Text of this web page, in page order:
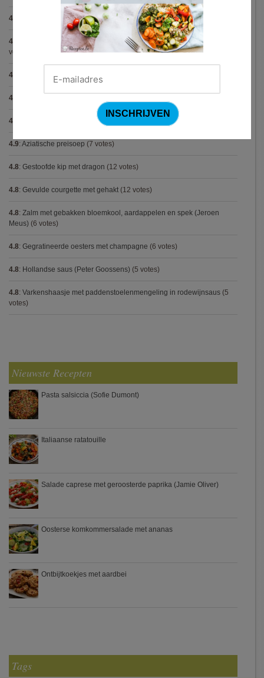
4.9 Konijn op Italiaanse wijze(9 votes)
4.9 Aspergepuree met garnalen en zure room (Piet Huysentruyt)
votes)
4.9 Bloemkoolcurry (8 votes)
4.9
4.9 Fricassee van konijn (Gordon Ramsay) (7 votes)
4.9: Aziatische preisoep (7 votes)
4.8: Gestoofde kip met dragon (12 votes)
4.8: Gevulde courgette met gehakt (12 votes)
4.8: Zalm met gebakken bloemkool, aardappelen en spek (Jeroen
Meus) (6 votes)
4.8: Gegratineerde oesters met champagne (6 votes)
4.8: Hollandse saus (Peter Goossens) (5 votes)
4.8: Varkenshaasje met paddenstoelenmengeling in rodewijnsaus (5
votes)
Nieuwste Recepten
Pasta salsiccia (Sofie Dumont)
Italiaanse ratatouille
Salade caprese met geroosterde paprika (Jamie Oliver)
Oosterse komkommersalade met ananas
Ontbijtkoekjes met aardbei
Tags